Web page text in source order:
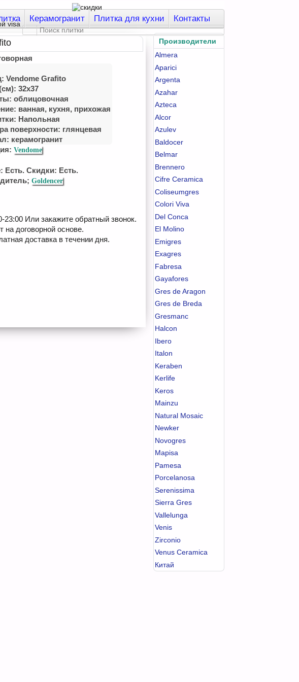
Керамогранит Плитка для кухни Контакты
Производители
Almera
Aparici
Argenta
Azahar
Azteca
Alcor
Azulev
Baldocer
Belmar
Brennero
Cifre Ceramica
Coliseumgres
Colori Viva
Del Conca
El Molino
Emigres
Exagres
Fabresa
Gayafores
Gres de Aragon
Gres de Breda
Gresmanc
Halcon
Ibero
Italon
Keraben
Kerlife
Keros
Mainzu
Natural Mosaic
Newker
Novogres
Mapisa
Pamesa
Porcelanosa
Serenissima
Sierra Gres
Vallelunga
Venis
Zirconio
Venus Ceramica
Китай
Vendome Grafito
32x37
облицовочная
ванная, куxня, приxожая
Напольная
поверхности: глянцевая
керамогранит
Vendome
Есть. Скидки: Есть.
Goldencer
Или закажите обратный звонок.
на договорной основе.
доставка в течении дня.